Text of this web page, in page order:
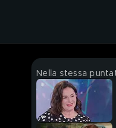
Nella stessa